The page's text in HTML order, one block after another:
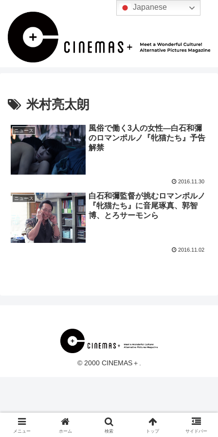
米村亮太朗
ニュース
風俗で働く3人の女性―白石和彌
のロマンポルノ『牝猫たち』予告
解禁
2016.11.30
ニュース
白石和彌監督が挑むロマンポルノ
『牝猫たち』に音尾琢真、郭智
博、とろサーモンら
2016.11.02
© 2000 CINEMAS＋.
メニュー ホーム 検索 トップ サイドバー
Japanese